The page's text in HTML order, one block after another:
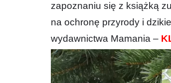
zapoznaniu się z książką
na ochronę przyrody i
wydawnictwa Mamania –